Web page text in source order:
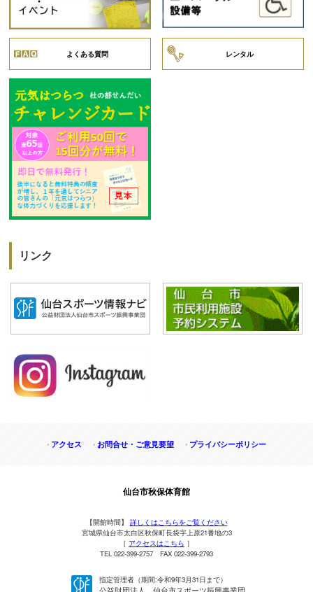
よくある質問 レンタル
リンク
アクセス お問合せ・ご意見要望 プライバシーポリシー
仙台市秋保体育館
【開館時間】 詳しくはこちらをご覧ください
宮城県仙台市太白区秋保町長袋字上原21番地の3
［ アクセスはこちら ］
TEL 022-399-2757 FAX 022-399-2793
指定管理者（期間:令和9年3月31日まで）